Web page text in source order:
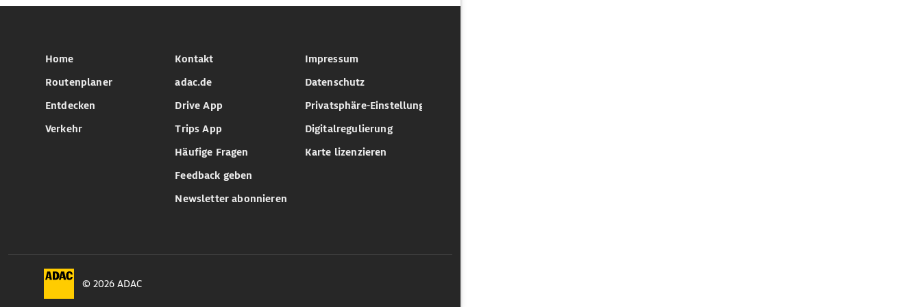
Home
Routenplaner
Entdecken
Verkehr
Kontakt
adac.de
Drive App
Trips App
Häufige Fragen
Feedback geben
Newsletter abonnieren
Impressum
Datenschutz
Privatsphäre-Einstellungen
Digitalregulierung
Karte lizenzieren
© 2026 ADAC